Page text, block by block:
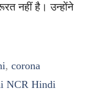
नहीं है। उन्होंने
, corona
NCR Hindi